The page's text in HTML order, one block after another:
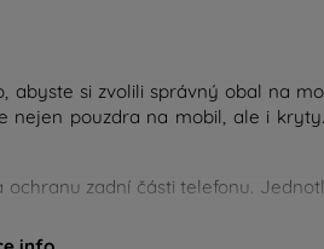
si zvolili správný obal na
nejen pouzdra na mobil, ale i
zadní části telefonu.